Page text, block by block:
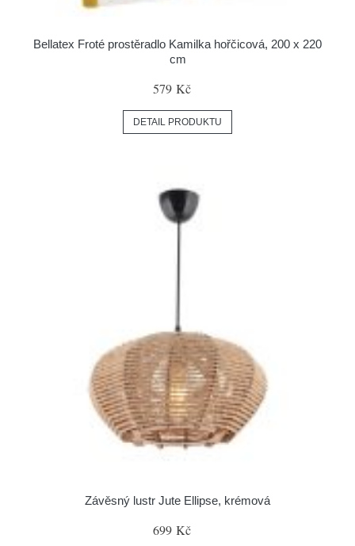
Bellatex Froté prostěradlo Kamilka hořčicová, 200 x 220
cm
579 Kč
DETAIL PRODUKTU
Závěsný lustr Jute Ellipse, krémová
699 Kč